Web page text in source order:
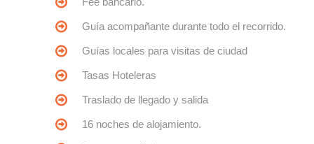
Guía acompañante durante todo el recorrido.
Guías locales para visitas de ciudad
Tasas Hoteleras
Traslado de llegado y salida
16 noches de alojamiento.